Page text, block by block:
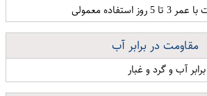
مقاومت در برابر آب